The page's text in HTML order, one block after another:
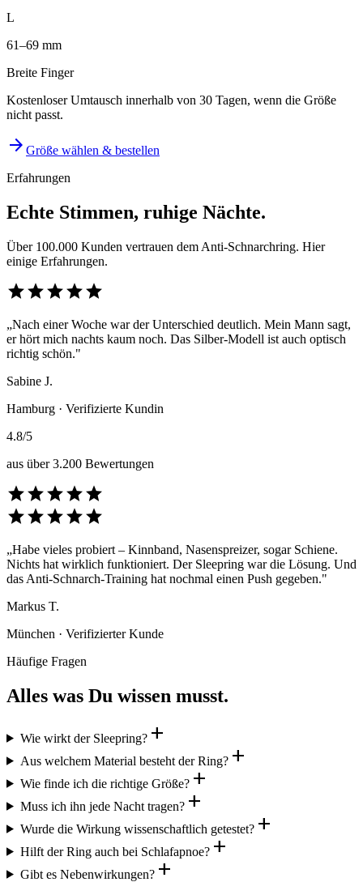
L
61–69 mm
Breite Finger
Kostenloser Umtausch innerhalb von 30 Tagen, wenn die Größe
nicht passt.
arrow_forward Größe wählen & bestellen
Erfahrungen
Echte Stimmen, ruhige Nächte.
Über 100.000 Kunden vertrauen dem Anti-Schnarchring. Hier
einige Erfahrungen.
starstarstarstarstar
„Nach einer Woche war der Unterschied deutlich. Mein Mann sagt,
er hört mich nachts kaum noch. Das Silber-Modell ist auch optisch
richtig schön."
Sabine J.
Hamburg · Verifizierte Kundin
4.8/5
aus über 3.200 Bewertungen
starstarstarstarstar
starstarstarstarstar
„Habe vieles probiert – Kinnband, Nasenspreizer, sogar Schiene.
Nichts hat wirklich funktioniert. Der Sleepring war die Lösung. Und
das Anti-Schnarch-Training hat nochmal einen Push gegeben."
Markus T.
München · Verifizierter Kunde
Häufige Fragen
Alles was Du wissen musst.
Wie wirkt der Sleepring?add
Aus welchem Material besteht der Ring?add
Wie finde ich die richtige Größe?add
Muss ich ihn jede Nacht tragen?add
Wurde die Wirkung wissenschaftlich getestet?add
Hilft der Ring auch bei Schlafapnoe?add
Gibt es Nebenwirkungen?add